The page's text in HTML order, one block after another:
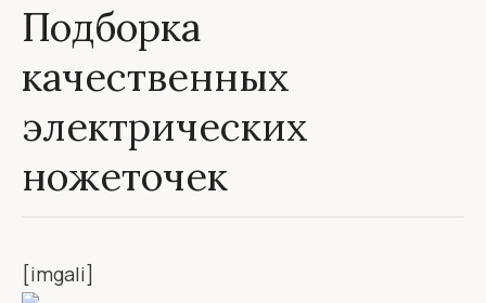
Подборка
качественных
электрических
ножеточек
[imgali]